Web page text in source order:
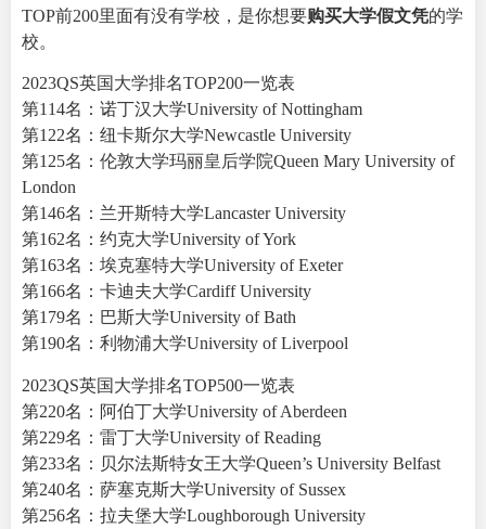
TOP前200里面有没有学校，是你想要购买大学假文凭的学
校。
2023QS英国大学排名TOP200一览表
第114名：诺丁汉大学University of Nottingham
第122名：纽卡斯尔大学Newcastle University
第125名：伦敦大学玛丽皇后学院Queen Mary University of
London
第146名：兰开斯特大学Lancaster University
第162名：约克大学University of York
第163名：埃克塞特大学University of Exeter
第166名：卡迪夫大学Cardiff University
第179名：巴斯大学University of Bath
第190名：利物浦大学University of Liverpool
2023QS英国大学排名TOP500一览表
第220名：阿伯丁大学University of Aberdeen
第229名：雷丁大学University of Reading
第233名：贝尔法斯特女王大学Queen’s University Belfast
第240名：萨塞克斯大学University of Sussex
第256名：拉夫堡大学Loughborough University